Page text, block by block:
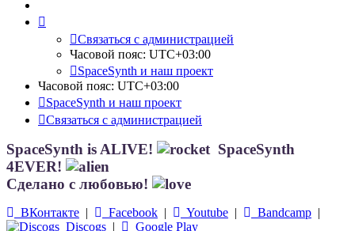
Связаться с администрацией
Часовой пояс: UTC+03:00
SpaceSynth и наш проект
Часовой пояс: UTC+03:00
SpaceSynth и наш проект
Связаться с администрацией
SpaceSynth is ALIVE!
SpaceSynth
4EVER!
Сделано с любовью!
ВКонтакте | Facebook | Youtube | Bandcamp |
Discogs | Google Play